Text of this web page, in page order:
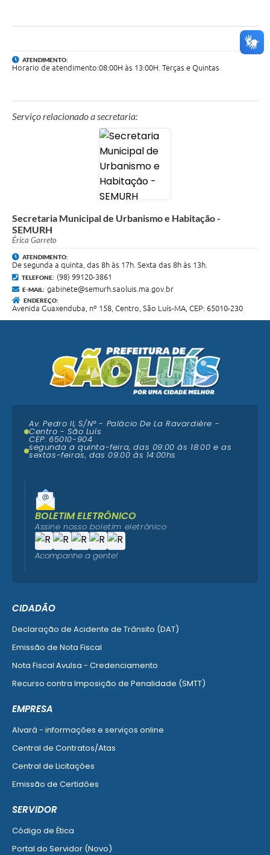
ATENDIMENTO:
Horario de atendimento:08:00H às 13:00H. Terças e Quintas
Serviço relacionado a secretaria:
Secretaria Municipal de Urbanismo e Habitação -
SEMURH
Érica Garreto
ATENDIMENTO:
De segunda a quinta, das 8h às 17h. Sexta das 8h às 13h.
TELEFONE: (98) 99120-3861
E-MAIL: gabinete@semurh.saoluis.ma.gov.br
ENDEREÇO:
Avenida Guaxenduba, nº 158, Centro, São Luís-MA, CEP: 65010-230
CIDADÃO
Declaração de Acidente de Trânsito (DAT)
Emissão de Nota Fiscal
Nota Fiscal Avulsa - Credenciamento
Recurso contra Imposição de Penalidade (SMTT)
EMPRESA
Alvará - informações e serviços online
Central de Contratos/Atas
Central de Licitações
Emissão de Certidões
SERVIDOR
Código de Ética
Portal do Servidor (Novo)
Av. Pedro II, S/N° - Palácio De La Ravardière -
Centro - São Luís
CEP: 65010-904
segunda a quinta-feira, das 09:00 ás 18:00 e as
sextas-feiras, das 09:00 às 14:00hs
BOLETIM ELETRÔNICO
Assine nosso boletim eletrônico
Acompanhe a gente!